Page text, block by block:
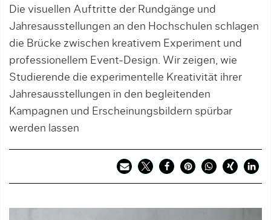
Die visuellen Auftritte der Rundgänge und
Jahresausstellungen an den Hochschulen schlagen
die Brücke zwischen kreativem Experiment und
professionellem Event-Design. Wir zeigen, wie
Studierende die experimentelle Kreativität ihrer
Jahresausstellungen in den begleitenden
Kampagnen und Erscheinungsbildern spürbar
werden lassen